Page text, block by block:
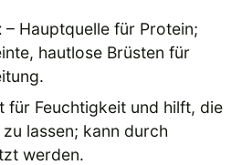
– Hauptquelle für Protein;
hautlose Brüsten für
für Feuchtigkeit und hilft, die
lassen; kann durch
werden.